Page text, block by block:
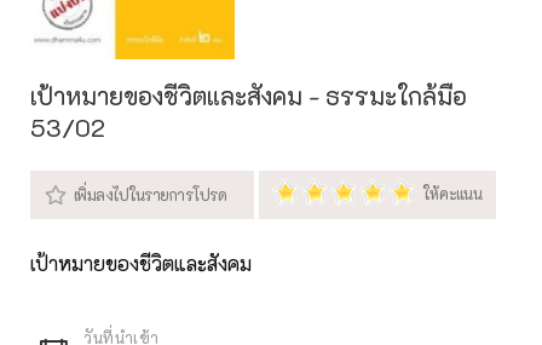
เป้าหมายของชีวิตและสังคม - ธรรมะใกล้มือ
53/02
เป้าหมายของชีวิตและสังคม